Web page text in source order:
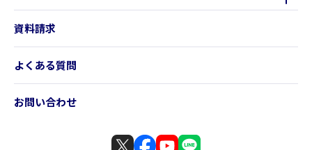
資料請求
よくある質問
お問い合わせ